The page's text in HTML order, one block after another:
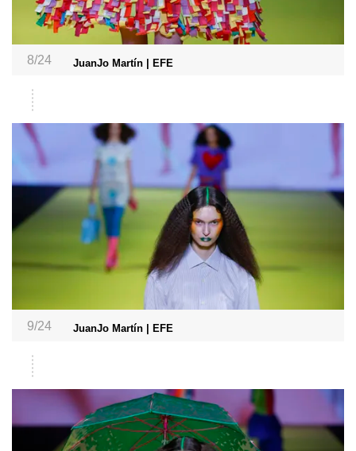
8/24 JuanJo Martín | EFE
9/24 JuanJo Martín | EFE